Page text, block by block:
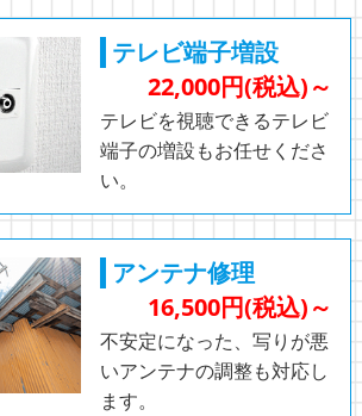
テレビ端子増設
22,000円(税込)～
テレビを視聴できるテレビ
端子の増設もお任せくださ
い。
アンテナ修理
16,500円(税込)～
不安定になった、写りが悪
いアンテナの調整も対応し
ます。